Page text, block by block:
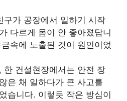
구가 공장에서 일하기 시작
다르게 몸이 안 좋아졌답니
속에 노출된 것이 원인이었
한 건설현장에서는 안전 장
은 채 일하다가 큰 사고를
습니다. 이렇듯 작은 방심이